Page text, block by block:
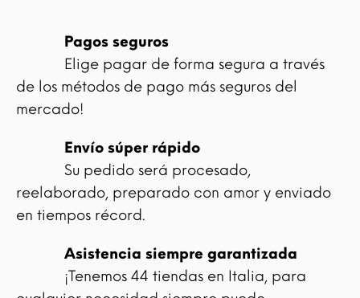
Pagos seguros
Elige pagar de forma segura a través
de los métodos de pago más seguros del
mercado!
Envío súper rápido
Su pedido será procesado,
reelaborado, preparado con amor y enviado
en tiempos récord.
Asistencia siempre garantizada
¡Tenemos 44 tiendas en Italia, para